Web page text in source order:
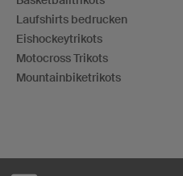
Laufshirts bedrucken
Eishockeytrikots
Motocross Trikots
Mountainbiketrikots